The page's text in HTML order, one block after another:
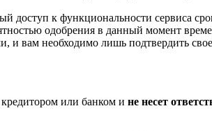
доступ к функциональности сервиса
одобрения в данный момент
вам необходимо лишь подтвердить свое
кредитором или банком и не несет